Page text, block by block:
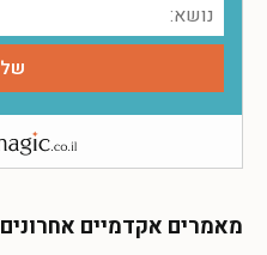
מאמרים אקדמיים אחרונים